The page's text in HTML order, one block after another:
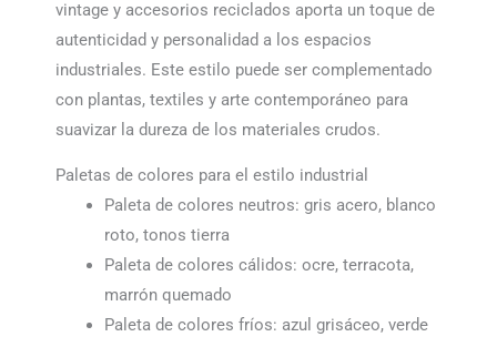
vintage y accesorios reciclados aporta un toque de
autenticidad y personalidad a los espacios
industriales. Este estilo puede ser complementado
con plantas, textiles y arte contemporáneo para
suavizar la dureza de los materiales crudos.
Paletas de colores para el estilo industrial
Paleta de colores neutros: gris acero, blanco
roto, tonos tierra
Paleta de colores cálidos: ocre, terracota,
marrón quemado
Paleta de colores fríos: azul grisáceo, verde